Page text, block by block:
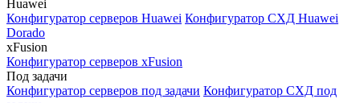
Huawei
Конфигуратор серверов Huawei Конфигуратор СХД Huawei
Dorado
xFusion
Конфигуратор серверов xFusion
Под задачи
Конфигуратор серверов под задачи Конфигуратор СХД под